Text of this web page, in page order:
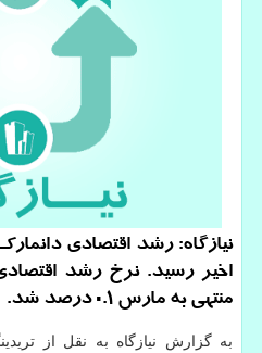
اخیر رسید. نرخ رشد
منتهی به مارس 0.1 درصد شد.
به گزارش نیازگاه به نقل از